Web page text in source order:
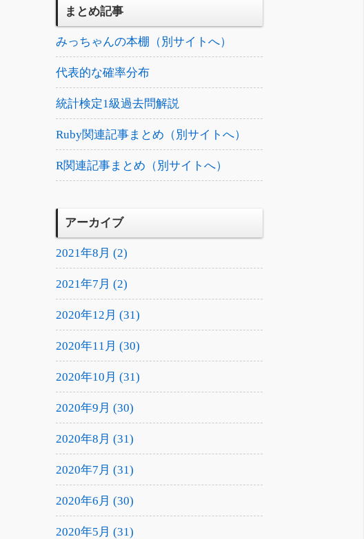
まとめ記事
みっちゃんの本棚（別サイトへ）
代表的な確率分布
統計検定1級過去問解説
Ruby関連記事まとめ（別サイトへ）
R関連記事まとめ（別サイトへ）
アーカイブ
2021年8月 (2)
2021年7月 (2)
2020年12月 (31)
2020年11月 (30)
2020年10月 (31)
2020年9月 (30)
2020年8月 (31)
2020年7月 (31)
2020年6月 (30)
2020年5月 (31)